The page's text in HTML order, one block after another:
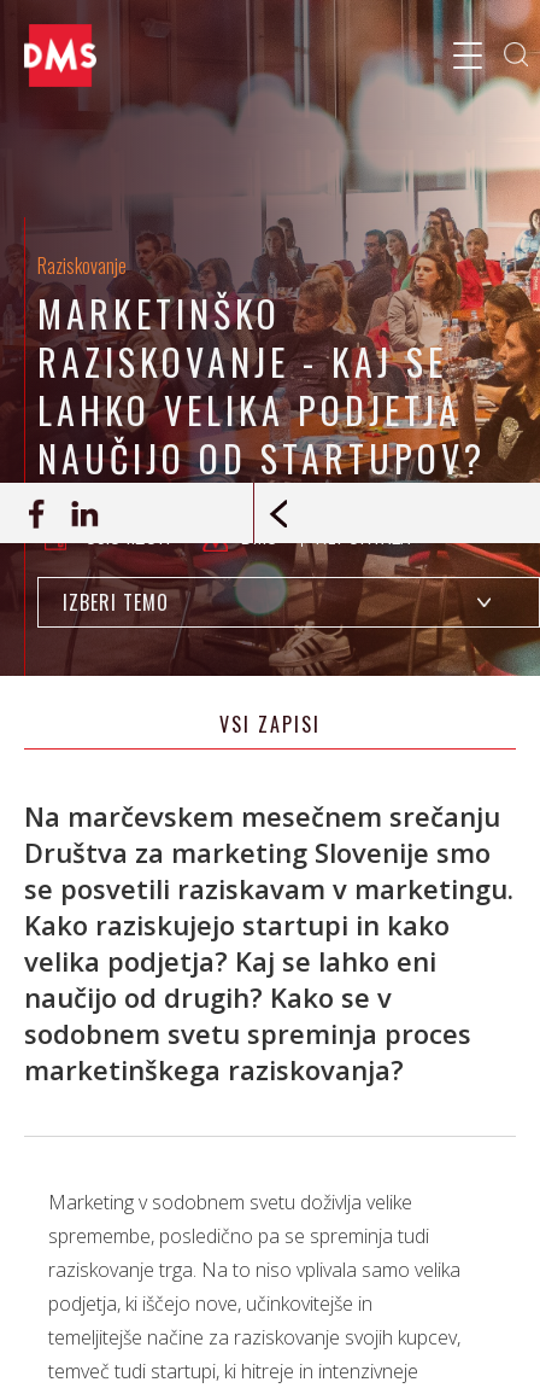
Raziskovanje
MARKETINŠKO
RAZISKOVANJE - KAJ SE
LAHKO VELIKA PODJETJA
NAUČIJO OD STARTUPOV?
03.04.2017
IZBERI TEMO
VSI ZAPISI
Na marčevskem mesečnem srečanju
Društva za marketing Slovenije smo
se posvetili raziskavam v marketingu.
Kako raziskujejo startupi in kako
velika podjetja? Kaj se lahko eni
naučijo od drugih? Kako se v
sodobnem svetu spreminja proces
marketinškega raziskovanja?
Marketing v sodobnem svetu doživlja velike
spremembe, posledično pa se spreminja tudi
raziskovanje trga. Na to niso vplivala samo velika
podjetja, ki iščejo nove, učinkovitejše in
temeljitejše načine za raziskovanje svojih kupcev,
temveč tudi startupi, ki hitreje in intenzivneje